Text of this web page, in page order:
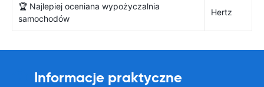
🏆 Najlepiej oceniana wypożyczalnia
samochodów
Hertz
Informacje praktyczne